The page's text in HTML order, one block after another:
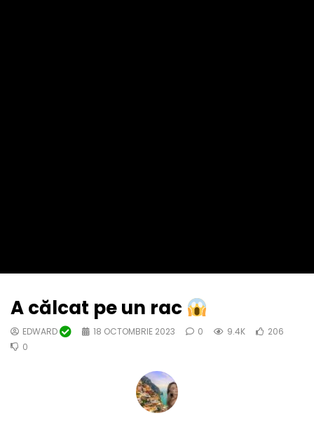
A călcat pe un rac
EDWARD 18 OCTOMBRIE 2023 0 9.4K
206
0